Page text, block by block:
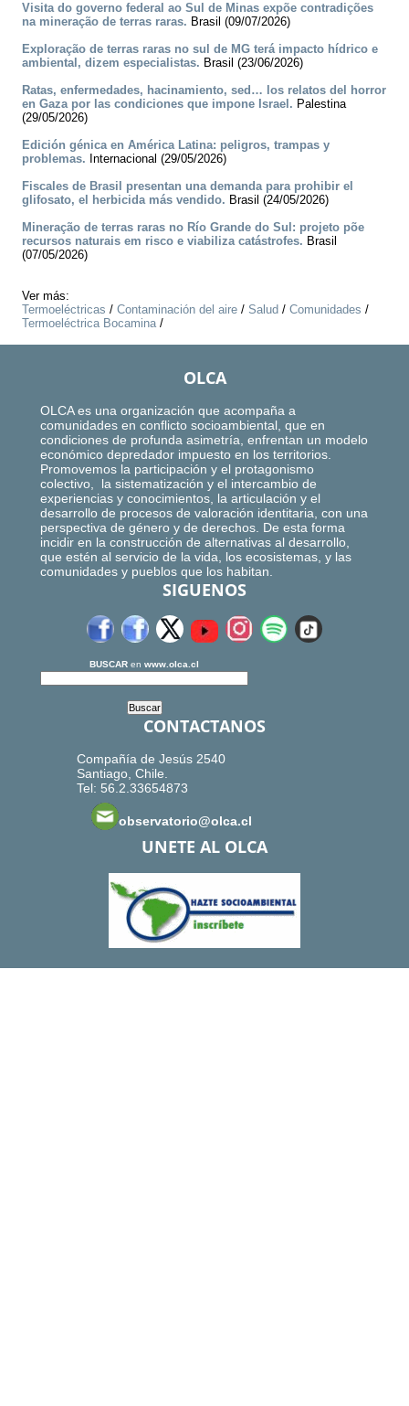
Visita do governo federal ao Sul de Minas expõe contradições
na mineração de terras raras. Brasil (09/07/2026)
Exploração de terras raras no sul de MG terá impacto hídrico e
ambiental, dizem especialistas. Brasil (23/06/2026)
Ratas, enfermedades, hacinamiento, sed… los relatos del horror
en Gaza por las condiciones que impone Israel. Palestina
(29/05/2026)
Edición génica en América Latina: peligros, trampas y
problemas. Internacional (29/05/2026)
Fiscales de Brasil presentan una demanda para prohibir el
glifosato, el herbicida más vendido. Brasil (24/05/2026)
Mineração de terras raras no Río Grande do Sul: projeto põe
recursos naturais em risco e viabiliza catástrofes. Brasil
(07/05/2026)
Ver más:
Termoeléctricas / Contaminación del aire / Salud / Comunidades /
Termoeléctrica Bocamina/
OLCA
OLCA es una organización que acompaña a
comunidades en conflicto socioambiental, que en
condiciones de profunda asimetría, enfrentan un modelo
económico depredador impuesto en los territorios.
Promovemos la participación y el protagonismo
colectivo, la sistematización y el intercambio de
experiencias y conocimientos, la articulación y el
desarrollo de procesos de valoración identitaria, con una
perspectiva de género y de derechos. De esta forma
incidir en la construcción de alternativas al desarrollo,
que estén al servicio de la vida, los ecosistemas, y las
comunidades y pueblos que los habitan.
SIGUENOS
BUSCAR en www.olca.cl
CONTACTANOS
Compañía de Jesús 2540
Santiago, Chile.
Tel: 56.2.33654873
observatorio@olca.cl
UNETE AL OLCA